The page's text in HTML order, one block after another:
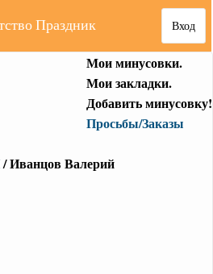
Вход
Праздник
Мои минусовки.
Мои закладки.
Добавить минусовку!
Просьбы/Заказы
/ Иванцов Валерий